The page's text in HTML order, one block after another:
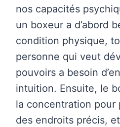
nos capacités
un boxeur a d’abord
condition physique,
personne qui veut
pouvoirs a besoin
intuition. Ensuite, le
la concentration pour
des endroits précis,